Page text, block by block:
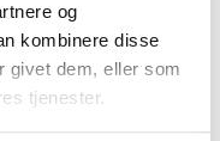
og
kombinere disse
givet dem, eller som
tjenester.
11"